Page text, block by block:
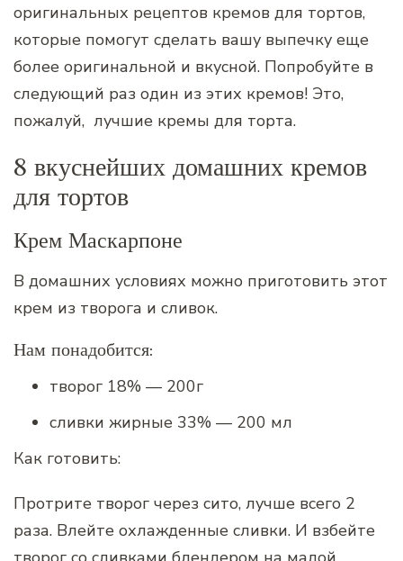
оригинальных рецептов кремов для тортов,
которые помогут сделать вашу выпечку еще
более оригинальной и вкусной. Попробуйте в
следующий раз один из этих кремов! Это,
пожалуй, лучшие кремы для торта.
8 вкуснейших домашних кремов
для тортов
Крем Маскарпоне
В домашних условиях можно приготовить этот
крем из творога и сливок.
Нам понадобится:
творог 18% — 200г
сливки жирные 33% — 200 мл
Как готовить:
Протрите творог через сито, лучше всего 2
раза. Влейте охлажденные сливки. И взбейте